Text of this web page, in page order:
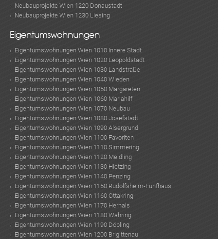
Neubauprojekte Wien 1220 Donaustadt
Neubauprojekte Wien 1230 Liesing
Eigentumswohnungen
Eigentumswohnungen Wien 1010 Innere Stadt
Eigentumswohnungen Wien 1020 Leopoldstadt
Eigentumswohnungen Wien 1030 Landstraße
Eigentumswohnungen Wien 1040 Wieden
Eigentumswohnungen Wien 1050 Margareten
Eigentumswohnungen Wien 1060 Mariahilf
Eigentumswohnungen Wien 1070 Neubau
Eigentumswohnungen Wien 1080 Josefstadt
Eigentumswohnungen Wien 1090 Alsergrund
Eigentumswohnungen Wien 1100 Favoriten
Eigentumswohnungen Wien 1110 Simmering
Eigentumswohnungen Wien 1120 Meidling
Eigentumswohnungen Wien 1130 Hietzing
Eigentumswohnungen Wien 1140 Penzing
Eigentumswohnungen Wien 1150 Rudolfsheim-Fünfhaus
Eigentumswohnungen Wien 1160 Ottakring
Eigentumswohnungen Wien 1170 Hernals
Eigentumswohnungen Wien 1180 Währing
Eigentumswohnungen Wien 1190 Döbling
Eigentumswohnungen Wien 1200 Brigittenau